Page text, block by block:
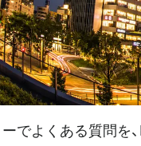
でよくある質問を